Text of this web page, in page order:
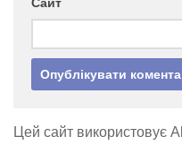
Сайт
Цей сайт використовує